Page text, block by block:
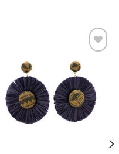
Προσθήκη
στη
wishlist